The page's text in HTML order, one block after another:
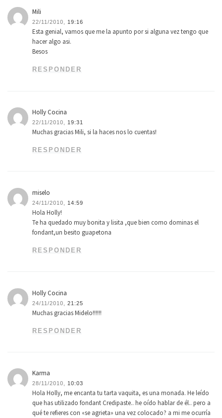
Mili
22/11/2010, 19:16
Esta genial, vamos que me la apunto por si alguna vez tengo que
hacer algo asi.
Besos
RESPONDER
Holly Cocina
22/11/2010, 19:31
Muchas gracias Mili, si la haces nos lo cuentas!
RESPONDER
miselo
24/11/2010, 14:59
Hola Holly!
Te ha quedado muy bonita y lisita ,que bien como dominas el
fondant,un besito guapetona
RESPONDER
Holly Cocina
24/11/2010, 21:25
Muchas gracias Midelo!!!!!!
RESPONDER
Karma
28/11/2010, 10:03
Hola Holly, me encanta tu tarta vaquita, es una monada. He leído
que has utilizado fondant Credipaste.. he oído hablar de él.. pero a
qué te refieres con «se agrieta» una vez colocado? a mi me ocurría